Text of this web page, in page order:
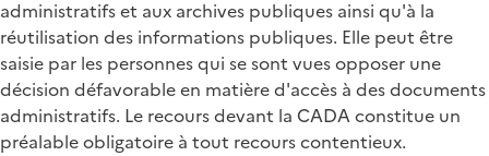
administratifs et aux archives publiques ainsi qu'à la
réutilisation des informations publiques. Elle peut être
saisie par les personnes qui se sont vues opposer une
décision défavorable en matière d'accès à des documents
administratifs. Le recours devant la CADA constitue un
préalable obligatoire à tout recours contentieux.